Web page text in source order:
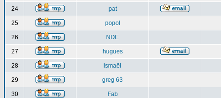
24 pat
25 popol
26 NDE
27 hugues
28 ismaël
29 greg 63
30 Fab